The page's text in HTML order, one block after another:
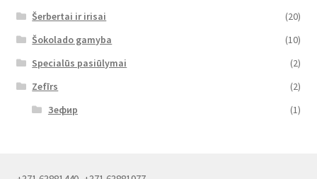
Šerbertai ir irisai
(20)
Šokolado gamyba
(10)
Specialūs pasiūlymai
(2)
Zefīrs
(2)
Зефир
(1)